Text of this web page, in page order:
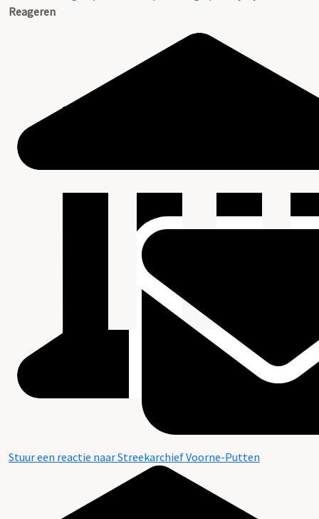
Reageren
Stuur een reactie naar Streekarchief Voorne-Putten